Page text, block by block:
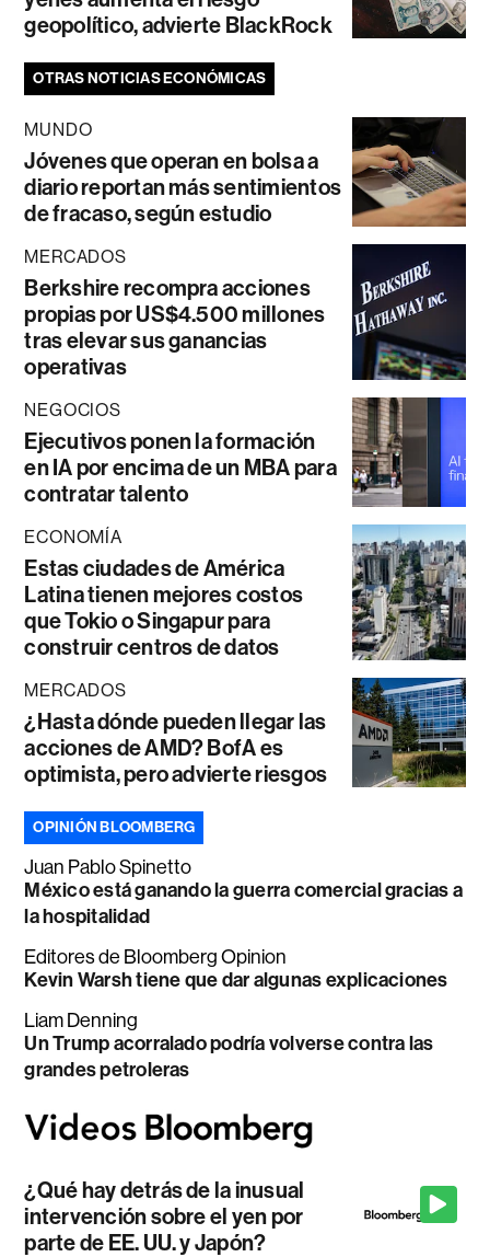
geopolítico, advierte BlackRock
OTRAS NOTICIAS ECONÓMICAS
MUNDO
Jóvenes que operan en bolsa a
diario reportan más sentimientos
de fracaso, según estudio
MERCADOS
Berkshire recompra acciones
propias por US$4.500 millones
tras elevar sus ganancias
operativas
NEGOCIOS
Ejecutivos ponen la formación
en IA por encima de un MBA para
contratar talento
ECONOMÍA
Estas ciudades de América
Latina tienen mejores costos
que Tokio o Singapur para
construir centros de datos
MERCADOS
¿Hasta dónde pueden llegar las
acciones de AMD? BofA es
optimista, pero advierte riesgos
OPINIÓN BLOOMBERG
Juan Pablo Spinetto
México está ganando la guerra comercial gracias a
la hospitalidad
Editores de Bloomberg Opinion
Kevin Warsh tiene que dar algunas explicaciones
Liam Denning
Un Trump acorralado podría volverse contra las
grandes petroleras
¿Qué hay detrás de la inusual
intervención sobre el yen por
parte de EE. UU. y Japón?